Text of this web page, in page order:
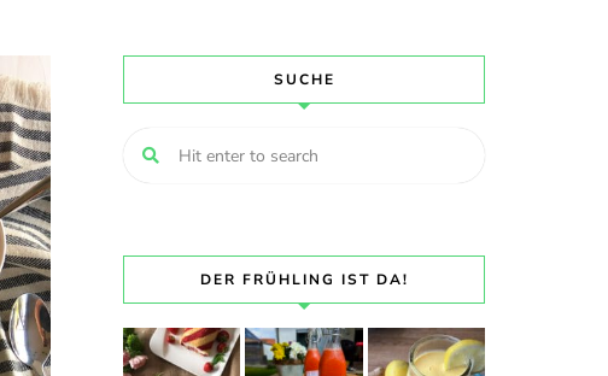
SUCHE
DER FRÜHLING IST DA!